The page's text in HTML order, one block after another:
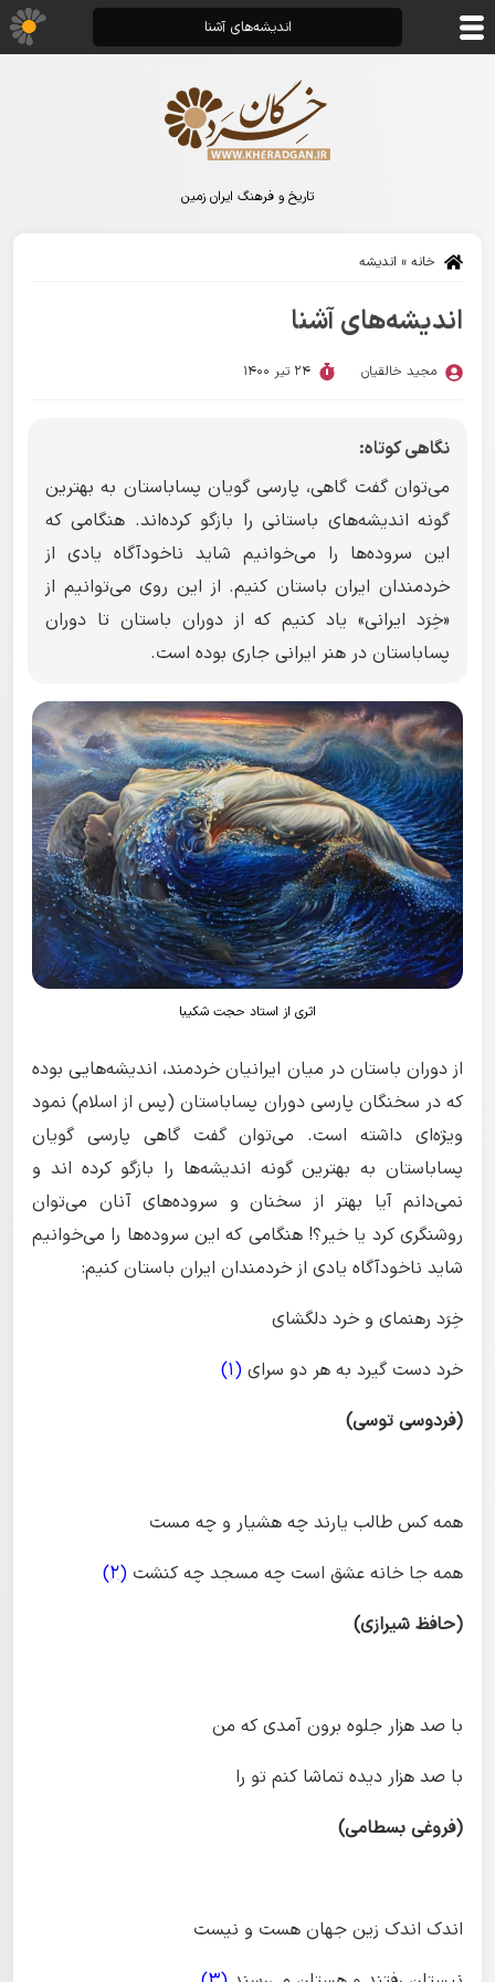
تاریخ و فرهنگ ایران زمین
خانه » اندیشه
اندیشه‌های آشنا
مجید خالقیان 24 تیر 1400
نگاهی کوتاه:
می‌توان گفت گاهی، پارسی گویان پساباستان به بهترین
گونه اندیشه‌های باستانی را بازگو کرده‌اند. هنگامی که
این سروده‌ها را می‌خوانیم شاید ناخودآگاه یادی از
خردمندان ایران باستان کنیم. از این روی می‌توانیم از
«خِرَد ایرانی» یاد کنیم که از دوران باستان تا دوران
پساباستان در هنر ایرانی جاری بوده است.
اثری از استاد حجت شکیبا
از دوران باستان در میان ایرانیان خردمند، اندیشه‌هایی بوده
که در سخنگان پارسی دوران پساباستان (پس از اسلام) نمود
ویژه‌ای داشته است. می‌توان گفت گاهی پارسی گویان
پساباستان به بهترین گونه اندیشه‌ها را بازگو کرده اند و
نمی‌دانم آیا بهتر از سخنان و سروده‌های آنان می‌توان
روشنگری کرد یا خیر؟! هنگامی که این سروده‌ها را می‌خوانیم
شاید ناخودآگاه یادی از خردمندان ایران باستان کنیم:
خِرَد رهنمای و خرد دلگشای
خرد دست گیرد به هر دو سرای (1)
(فردوسی توسی)
همه کس طالب یارند چه هشیار و چه مست
همه جا خانه عشق است چه مسجد چه کنشت (2)
(حافظ شیرازی)
با صد هزار جلوه برون آمدی که من
با صد هزار دیده تماشا کنم تو را
(فروغی بسطامی)
اندک اندک زین جهان هست و نیست
اندیشه‌های آشنا